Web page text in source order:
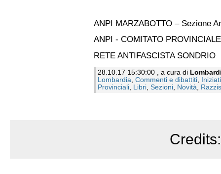
ANPI MARZABOTTO – Sezione
ANPI - COMITATO
RETE ANTIFASCISTA SONDRIO
28.10.17 15:30:00 , a cura di
Lombardia Commenti e dibattiti
Provinciali Libri Sezioni Novità